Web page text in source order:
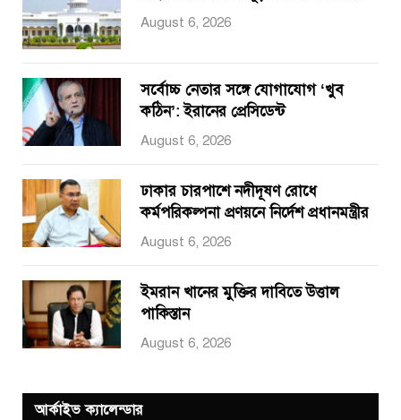
August 6, 2026
সর্বোচ্চ নেতার সঙ্গে যোগাযোগ ‘খুব
কঠিন’: ইরানের প্রেসিডেন্ট
August 6, 2026
ঢাকার চারপাশে নদীদূষণ রোধে
কর্মপরিকল্পনা প্রণয়নে নির্দেশ প্রধানমন্ত্রীর
August 6, 2026
ইমরান খানের মুক্তির দাবিতে উত্তাল
পাকিস্তান
August 6, 2026
আর্কাইভ ক্যালেন্ডার